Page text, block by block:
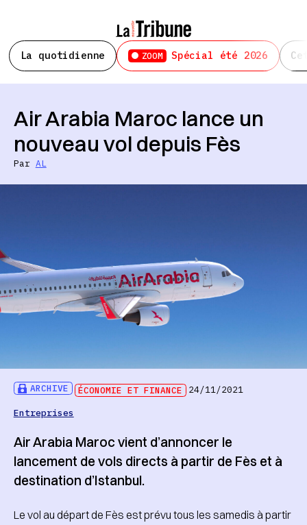
La quotidienne ZOOM Spécial été 2026
ARCHIVE ÉCONOMIE ET FINANCE
24/11/2021
Entreprises
Air Arabia Maroc lance un
nouveau vol depuis Fès
Par AL
Air Arabia Maroc vient d’annoncer le
lancement de vols directs à partir de Fès et à
destination d’Istanbul.
Le vol au départ de Fès est prévu tous les samedis à partir